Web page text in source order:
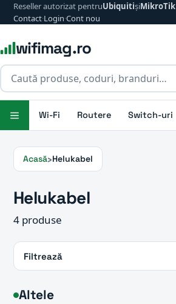
Reseller autorizat pentruUbiquitișiMikroTik
Contact·Login·Cont nou
wifimag.ro
Wi-Fi Routere Switch-uri
Acasă Helukabel
Helukabel
4 produse
Filtrează
Altele